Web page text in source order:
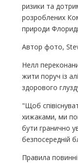
ризики та
розроблених
природи
Автор фото,
Нелл
жити поруч із
здорового
"Щоб
хижаками, ми
бути гранично
безпосередній
Правила